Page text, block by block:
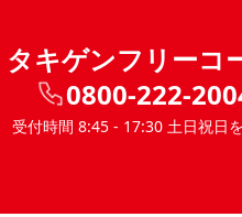
タキゲンフリーコ
0800-222-
受付時間 8:45 - 17:30 土日祝日